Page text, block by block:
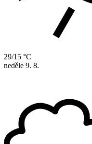
29/15 °C
neděle 9. 8.